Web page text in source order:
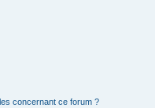
concernant ce forum ?